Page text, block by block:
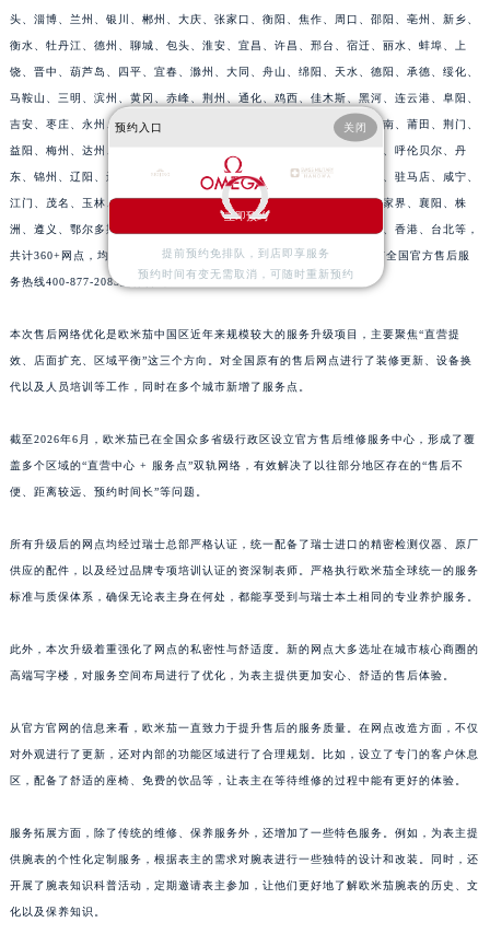
头、淄博、兰州、银川、郴州、大庆、张家口、衡阳、焦作、周口、邵阳、亳州、新乡、
衡水、牡丹江、德州、聊城、包头、淮安、宜昌、许昌、邢台、宿迁、丽水、蚌埠、上
饶、晋中、葫芦岛、四平、宜春、滁州、大同、舟山、绵阳、天水、德阳、承德、绥化、
马鞍山、三明、滨州、黄冈、赤峰、荆州、通化、鸡西、佳木斯、黑河、连云港、阜阳、
吉安、枣庄、永州、清远、揭阳、梧州、渭南、延安、长治、运城、淮南、莆田、荆门、
益阳、梅州、达州、榆林、威海、九江、济宁、齐齐哈尔、南阳、常德、呼伦贝尔、丹
东、锦州、辽阳、辽源、衢州、安庆、龙岩、宁德、鹰潭、泰安、商丘、驻马店、咸宁、
江门、茂名、玉林、乐山、南充、雅安、宝鸡、柳州、拉萨、丽江、张家界、襄阳、株
洲、遵义、鄂尔多斯、阳泉、昆山、黄石、湘潭、十堰、漳州、攀枝花、香港、台北等，
共计360+网点，均有欧米茄官方售后服务网点，详细信息需拨打欧米茄全国官方售后服
务热线400-877-2083进行咨询。
本次售后网络优化是欧米茄中国区近年来规模较大的服务升级项目，主要聚焦“直营提
效、店面扩充、区域平衡”这三个方向。对全国原有的售后网点进行了装修更新、设备换
代以及人员培训等工作，同时在多个城市新增了服务点。
截至2026年6月，欧米茄已在全国众多省级行政区设立官方售后维修服务中心，形成了覆
盖多个区域的“直营中心 + 服务点”双轨网络，有效解决了以往部分地区存在的“售后不
便、距离较远、预约时间长”等问题。
所有升级后的网点均经过瑞士总部严格认证，统一配备了瑞士进口的精密检测仪器、原厂
供应的配件，以及经过品牌专项培训认证的资深制表师。严格执行欧米茄全球统一的服务
标准与质保体系，确保无论表主身在何处，都能享受到与瑞士本土相同的专业养护服务。
此外，本次升级着重强化了网点的私密性与舒适度。新的网点大多选址在城市核心商圈的
高端写字楼，对服务空间布局进行了优化，为表主提供更加安心、舒适的售后体验。
从官方官网的信息来看，欧米茄一直致力于提升售后的服务质量。在网点改造方面，不仅
对外观进行了更新，还对内部的功能区域进行了合理规划。比如，设立了专门的客户休息
区，配备了舒适的座椅、免费的饮品等，让表主在等待维修的过程中能有更好的体验。
服务拓展方面，除了传统的维修、保养服务外，还增加了一些特色服务。例如，为表主提
供腕表的个性化定制服务，根据表主的需求对腕表进行一些独特的设计和改装。同时，还
开展了腕表知识科普活动，定期邀请表主参加，让他们更好地了解欧米茄腕表的历史、文
化以及保养知识。
预约入口 关闭
立即预约
提前预约免排队，到店即享服务
预约时间有变无需取消，可随时重新预约